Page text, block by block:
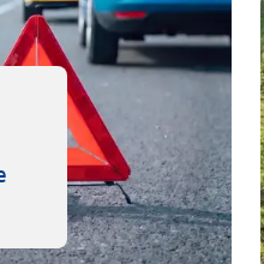
je pakket